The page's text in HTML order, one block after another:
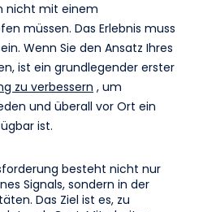
nicht mit einem
müssen. Das Erlebnis muss
Wenn Sie den Ansatz Ihres
ist ein grundlegender erster
zu verbessern , um
und überall vor Ort ein
ist.
besteht nicht nur
Signals, sondern in der
Das Ziel ist es, zu